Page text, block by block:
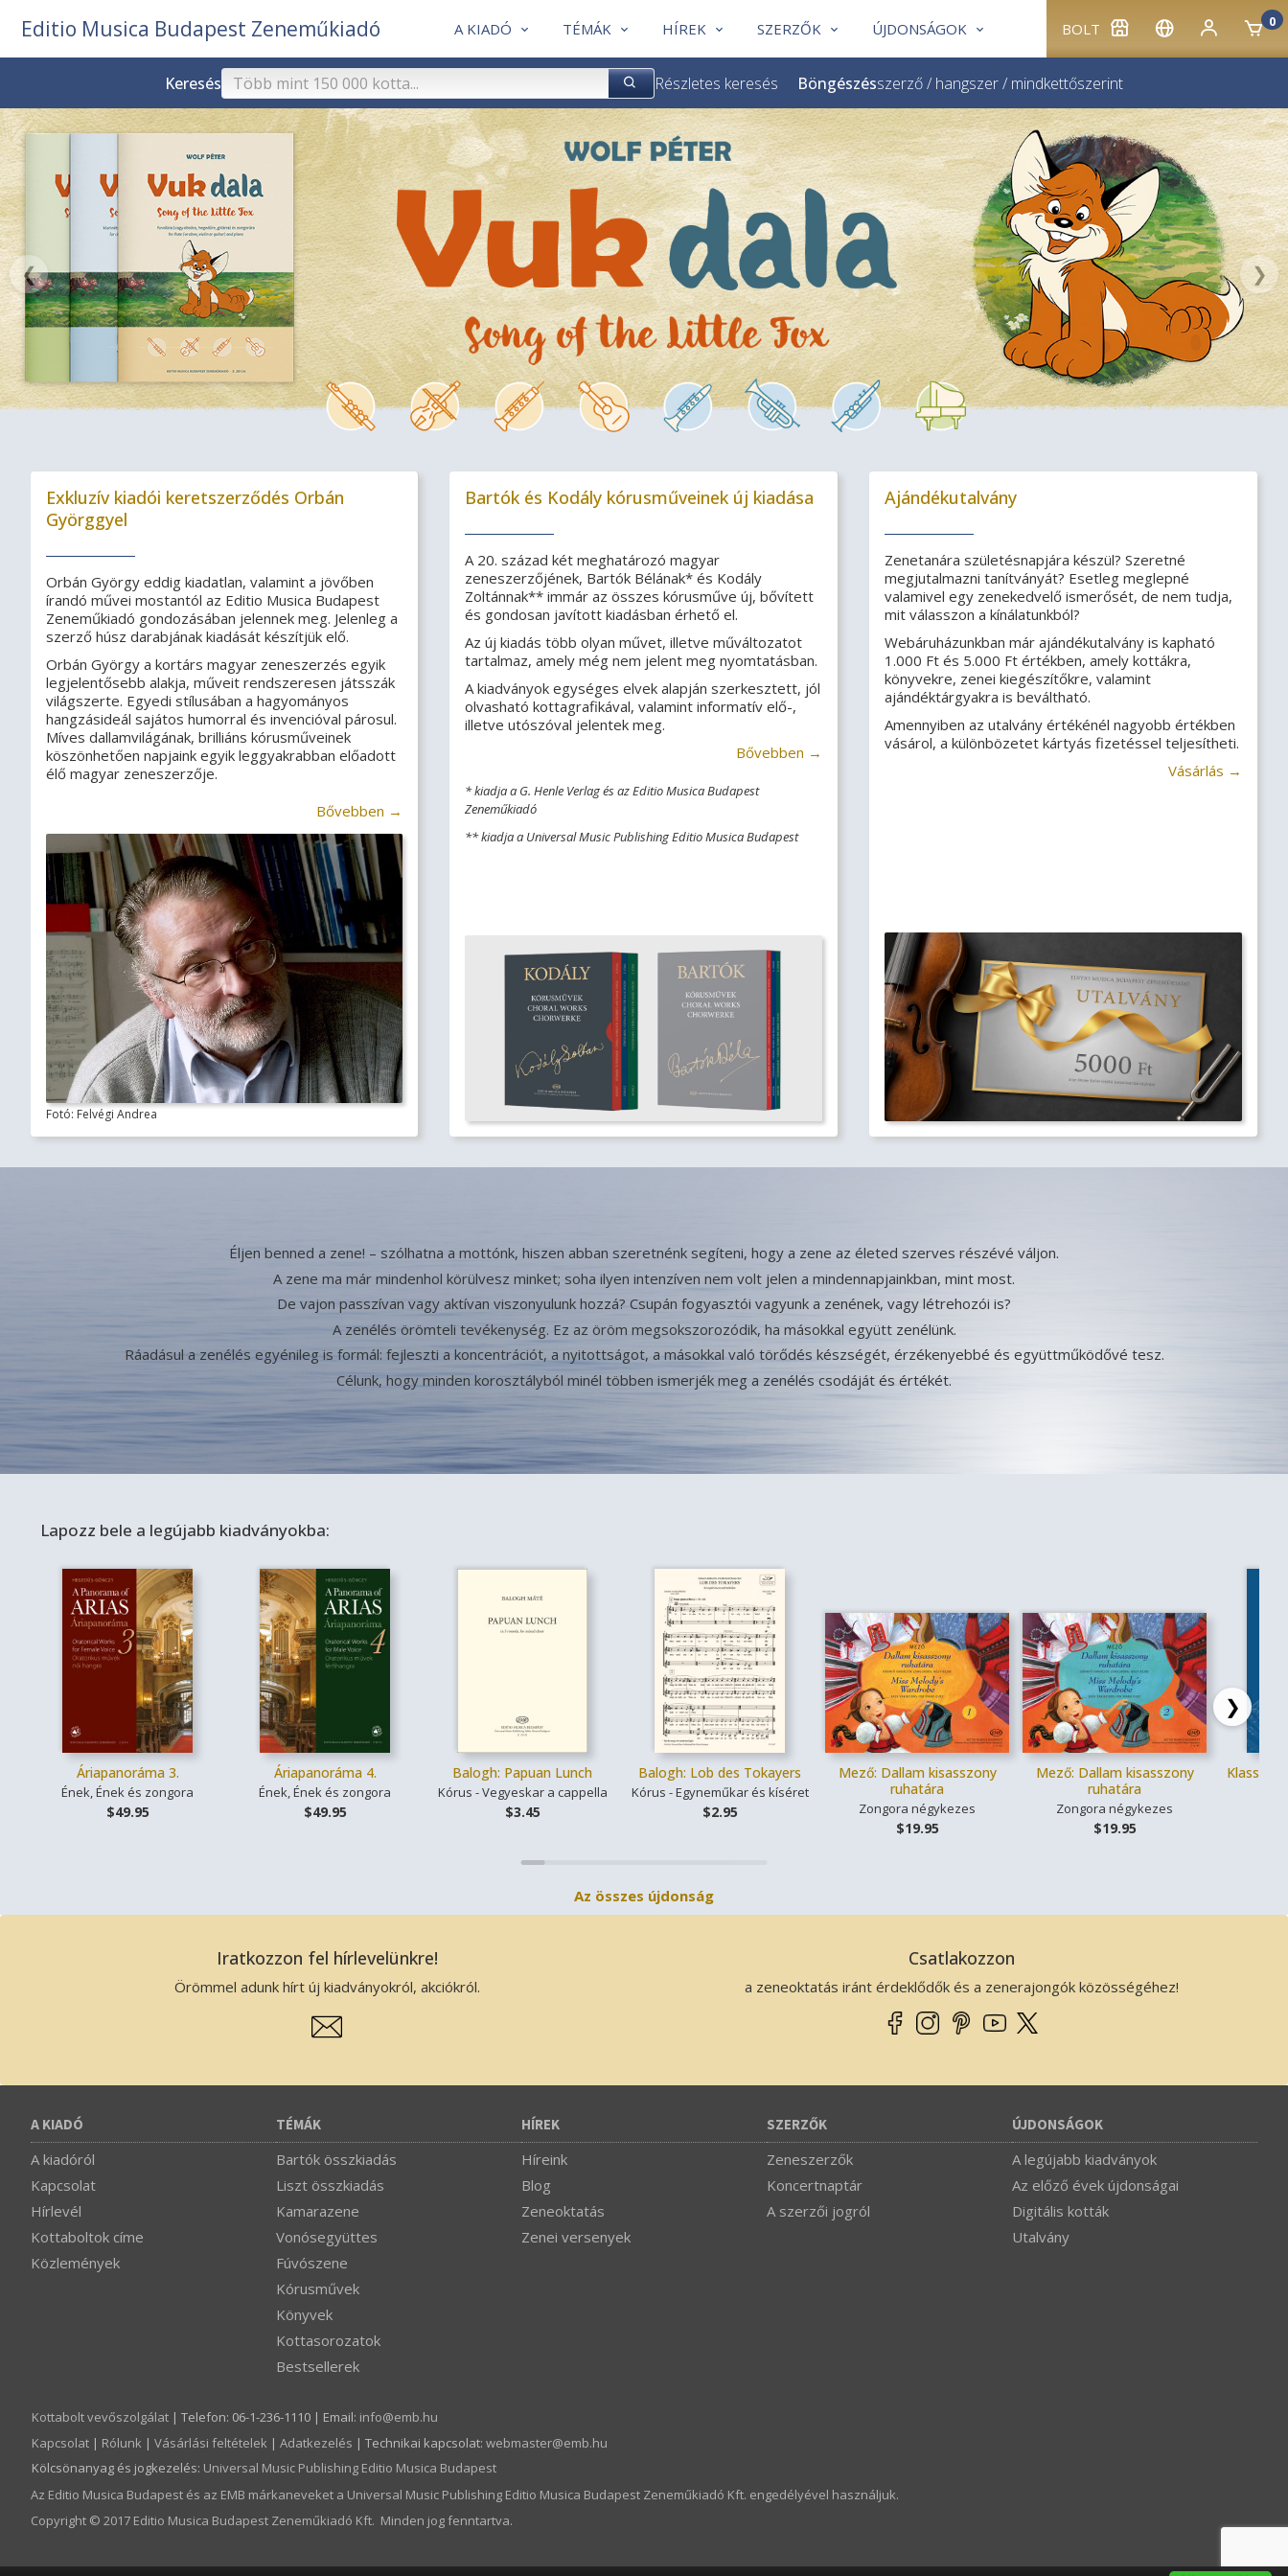
BOLT 0
A KIADÓ TÉMÁK HÍREK SZERZŐK ÚJDONSÁGOK
Editio Musica Budapest Zeneműkiadó
Keresés Részletes keresés Böngészésszerző/ hangszer/ mindkettőszerint
❮ ❯
Exkluzív kiadói keretszerződés Orbán
Györggyel
Orbán György eddig kiadatlan, valamint a jövőben
írandó művei mostantól az Editio Musica Budapest
Zeneműkiadó gondozásában jelennek meg. Jelenleg a
szerző húsz darabjának kiadását készítjük elő.
Orbán György a kortárs magyar zeneszerzés egyik
legjelentősebb alakja, műveit rendszeresen játsszák
világszerte. Egyedi stílusában a hagyományos
hangzásideál sajátos humorral és invencióval párosul.
Míves dallamvilágának, brilliáns kórusműveinek
köszönhetően napjaink egyik leggyakrabban előadott
élő magyar zeneszerzője.
Bővebben →
Fotó: Felvégi Andrea
Bartók és Kodály kórusműveinek új kiadása
A 20. század két meghatározó magyar
zeneszerzőjének, Bartók Bélának* és Kodály
Zoltánnak** immár az összes kórusműve új, bővített
és gondosan javított kiadásban érhető el.
Az új kiadás több olyan művet, illetve műváltozatot
tartalmaz, amely még nem jelent meg nyomtatásban.
A kiadványok egységes elvek alapján szerkesztett, jól
olvasható kottagrafikával, valamint informatív elő-,
illetve utószóval jelentek meg.
Bővebben →
* kiadja a G. Henle Verlag és az Editio Musica Budapest
Zeneműkiadó
** kiadja a Universal Music Publishing Editio Musica Budapest
Ajándékutalvány
Zenetanára születésnapjára készül? Szeretné
megjutalmazni tanítványát? Esetleg meglepné
valamivel egy zenekedvelő ismerősét, de nem tudja,
mit válasszon a kínálatunkból?
Webáruházunkban már ajándékutalvány is kapható
1.000 Ft és 5.000 Ft értékben, amely kottákra,
könyvekre, zenei kiegészítőkre, valamint
ajándéktárgyakra is beváltható.
Amennyiben az utalvány értékénél nagyobb értékben
vásárol, a különbözetet kártyás fizetéssel teljesítheti.
Vásárlás →
Éljen benned a zene! – szólhatna a mottónk, hiszen abban szeretnénk segíteni, hogy a zene az életed szerves részévé váljon.
A zene ma már mindenhol körülvesz minket; soha ilyen intenzíven nem volt jelen a mindennapjainkban, mint most.
De vajon passzívan vagy aktívan viszonyulunk hozzá? Csupán fogyasztói vagyunk a zenének, vagy létrehozói is?
A zenélés örömteli tevékenység. Ez az öröm megsokszorozódik, ha másokkal együtt zenélünk.
Ráadásul a zenélés egyénileg is formál: fejleszti a koncentrációt, a nyitottságot, a másokkal való törődés készségét, érzékenyebbé és együttműködővé tesz.
Célunk, hogy minden korosztályból minél többen ismerjék meg a zenélés csodáját és értékét.
Lapozz bele a legújabb kiadványokba:
Áriapanoráma 3.
Ének, Ének és zongora
$49.95
Áriapanoráma 4.
Ének, Ének és zongora
$49.95
Balogh: Papuan Lunch
Kórus - Vegyeskar a cappella
$3.45
Balogh: Lob des Tokayers
Kórus - Egyneműkar és kíséret
$2.95
Mező: Dallam kisasszony
ruhatára
Zongora négykezes
$19.95
Mező: Dallam kisasszony
ruhatára
Zongora négykezes
$19.95
❯
Az összes újdonság
Iratkozzon fel hírlevelünkre!
Örömmel adunk hírt új kiadványokról, akciókról.
Csatlakozzon
a zeneoktatás iránt érdeklődők és a zenerajongók közösségéhez!
A KIADÓ
A kiadóról
Kapcsolat
Hírlevél
Kottaboltok címe
Közlemények
TÉMÁK
Bartók összkiadás
Liszt összkiadás
Kamarazene
Vonósegyüttes
Fúvószene
Kórusművek
Könyvek
Kottasorozatok
Bestsellerek
HÍREK
Híreink
Blog
Zeneoktatás
Zenei versenyek
SZERZŐK
Zeneszerzők
Koncertnaptár
A szerzői jogról
ÚJDONSÁGOK
A legújabb kiadványok
Az előző évek újdonságai
Digitális kották
Utalvány
Kottabolt vevőszolgálat | Telefon: 06-1-236-1110 | Email: info­@­emb.hu
Kapcsolat | Rólunk | Vásárlási feltételek | Adatkezelés | Technikai kapcsolat: webmaster­@­emb.hu
Kölcsönanyag és jogkezelés: Universal Music Publishing Editio Musica Budapest
Az Editio Musica Budapest és az EMB márkaneveket a Universal Music Publishing Editio Musica Budapest Zeneműkiadó Kft. engedélyével használjuk.
Copyright © 2017 Editio Musica Budapest Zeneműkiadó Kft. Minden jog fenntartva.